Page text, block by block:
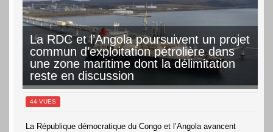
15 août
Samedi 36° 22°
16 août
Dimanche 35° 22°
La RDC et l’Angola poursuivent un projet
commun d’exploitation pétrolière dans
une zone maritime dont la délimitation
reste en discussion
44 VUES
La République démocratique du Congo et l’Angola avancent